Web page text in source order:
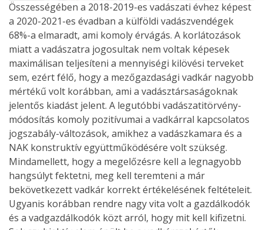
Összességében a 2018-2019-es vadászati évhez képest
a 2020-2021-es évadban a külföldi vadászvendégek
68%-a elmaradt, ami komoly érvágás. A korlátozások
miatt a vadászatra jogosultak nem voltak képesek
maximálisan teljesíteni a mennyiségi kilövési terveket
sem, ezért félő, hogy a mezőgazdasági vadkár nagyobb
mértékű volt korábban, ami a vadásztársaságoknak
jelentős kiadást jelent. A legutóbbi vadászatitörvény-
módosítás komoly pozitívumai a vadkárral kapcsolatos
jogszabály-változások, amikhez a vadászkamara és a
NAK konstruktív együttműködésére volt szükség.
Mindamellett, hogy a megelőzésre kell a legnagyobb
hangsúlyt fektetni, meg kell teremteni a már
bekövetkezett vadkár korrekt értékelésének feltételeit.
Ugyanis korábban rendre nagy vita volt a gazdálkodók
és a vadgazdálkodók közt arról, hogy mit kell kifizetni.